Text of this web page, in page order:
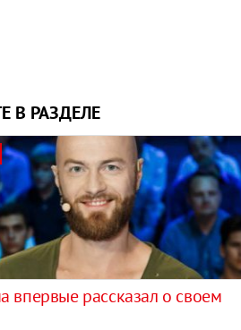
В РАЗДЕЛЕ
впервые рассказал о своем